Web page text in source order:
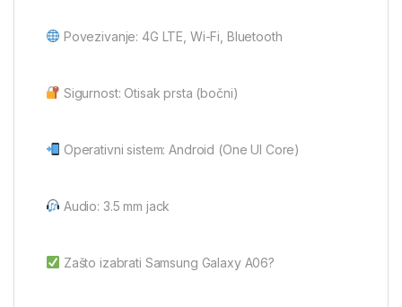
Povezivanje: 4G LTE, Wi-Fi, Bluetooth
Sigurnost: Otisak prsta (bočni)
Operativni sistem: Android (One UI Core)
Audio: 3.5 mm jack
Zašto izabrati Samsung Galaxy A06?